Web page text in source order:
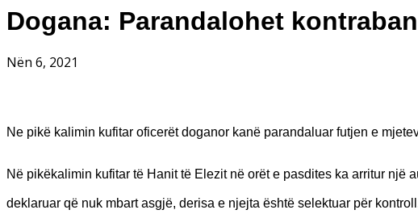
Dogana: Parandalohet
Nën 6, 2021
Ne pikë kalimin kufitar oficerët doganor kanë parandaluar futjen e
Në pikëkalimin kufitar të Hanit të Elezit në orët e pasdites ka arritur një
deklaruar që nuk mbart asgjë, derisa e njejta është selektuar për